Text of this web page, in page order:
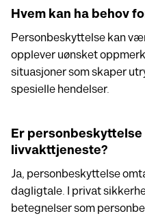
Hvem kan ha behov
Personbeskyttelse kan
opplever uønsket
situasjoner som skaper
spesielle hendelser.
Er personbeskyttelse
livvakttjeneste?
Ja, personbeskyttelse
dagligtale. I privat
betegnelser som